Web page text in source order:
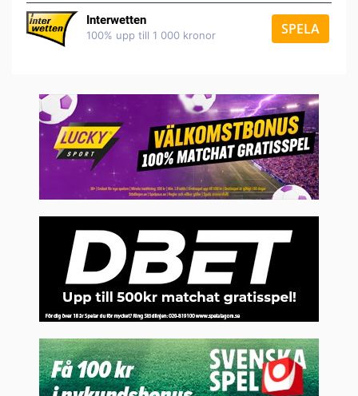
Interwetten
100% upp till 1 000 kronor SPELA